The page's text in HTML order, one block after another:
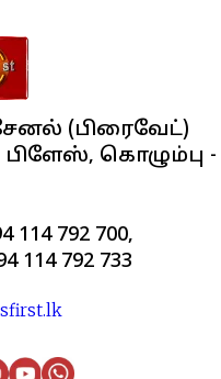
(பிரைவேட்)
பிளேஸ், கொழும்பு -
792 700,
792 733